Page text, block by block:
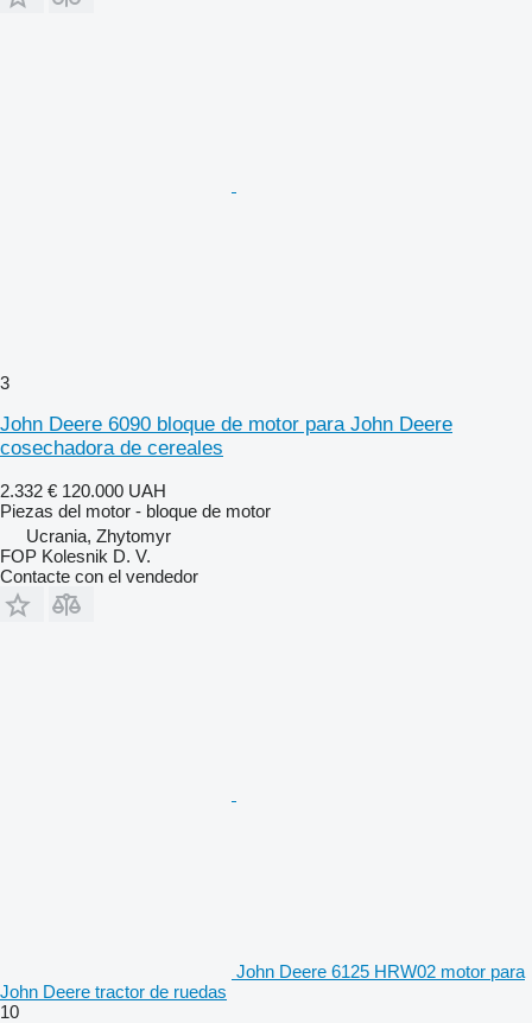
3
John Deere 6090 bloque de motor para John Deere
cosechadora de cereales
2.332 € 120.000 UAH
Piezas del motor - bloque de motor
Ucrania, Zhytomyr
FOP Kolesnik D. V.
Contacte con el vendedor
John Deere 6125 HRW02 motor para
John Deere tractor de ruedas
10